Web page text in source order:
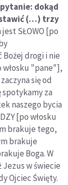
dokąd
(…) trzy
SŁOWO [po
drogi i nie
włosku "pane"],
się od
za
naszego bycia
[po włosku
brakuje tego,
brakuje
Boga. W
w świecie
Ojciec Święty.